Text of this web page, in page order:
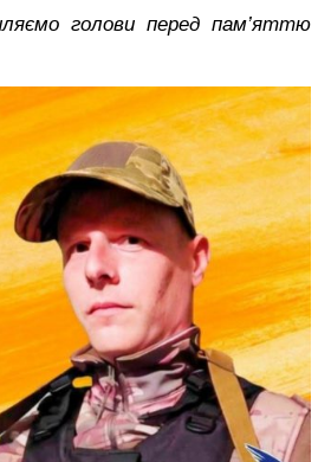
голови перед пам’яттю
Блог Тараса Бузака